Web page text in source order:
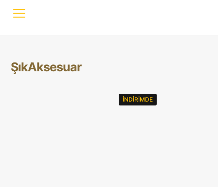
ŞıkAksesuar
İNDIRIMDE